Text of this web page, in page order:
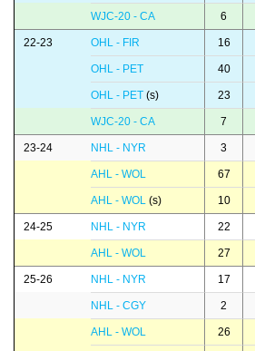
WJC-20 - CA 6
22-23 OHL - FIR 16
OHL - PET 40
OHL - PET (s) 23
WJC-20 - CA 7
23-24 NHL - NYR 3
AHL - WOL 67
AHL - WOL (s) 10
24-25 NHL - NYR 22
AHL - WOL 27
25-26 NHL - NYR 17
NHL - CGY 2
AHL - WOL 26